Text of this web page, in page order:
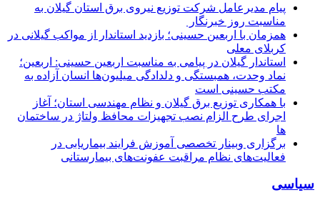
پیام مدیرعامل شركت توزیع نیروی برق استان گیلان به
مناسبت روز خبرنگار ‌
همزمان با اربعین حسینی؛ بازدید استاندار از مواکب گیلانی در
کربلای معلی
استاندار گیلان در پیامی به مناسبت اربعین حسینی: اربعین؛
نماد وحدت، همبستگی و دلدادگی میلیون‌ها انسان آزاده به
مکتب حسینی است
با همکاری توزیع برق گیلان و نظام مهندسی استان؛ آغاز
اجرای طرح الزام نصب تجهیزات محافظ ولتاژ در ساختمان
ها
برگزاری وبینار تخصصی آموزش فرایند بیماریابی در
فعالیت‌های نظام مراقبت عفونت‌های بیمارستانی
سیاسی